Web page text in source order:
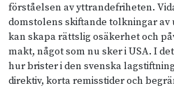
förståelsen av yttrandefriheten.
domstolens skiftande tolkningar
kan skapa rättslig osäkerhet och
makt, något som nu sker i USA. I
hur brister i den svenska
direktiv, korta remisstider och